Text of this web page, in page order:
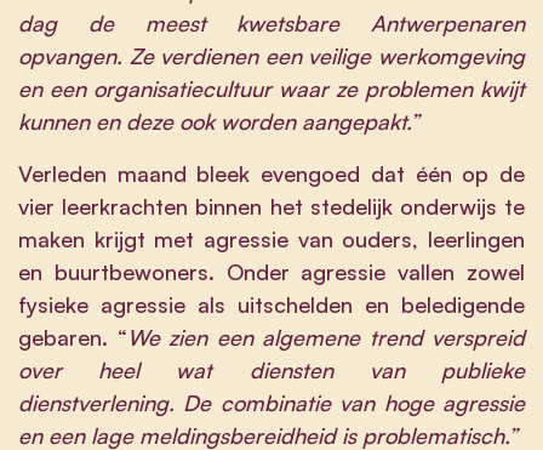
dag de meest kwetsbare Antwerpenaren
opvangen. Ze verdienen een veilige werkomgeving
en een organisatiecultuur waar ze problemen kwijt
kunnen en deze ook worden aangepakt.”
Verleden maand bleek evengoed dat één op de
vier leerkrachten binnen het stedelijk onderwijs te
maken krijgt met agressie van ouders, leerlingen
en buurtbewoners. Onder agressie vallen zowel
fysieke agressie als uitschelden en beledigende
gebaren. “We zien een algemene trend verspreid
over heel wat diensten van publieke
dienstverlening. De combinatie van hoge agressie
en een lage meldingsbereidheid is problematisch.”